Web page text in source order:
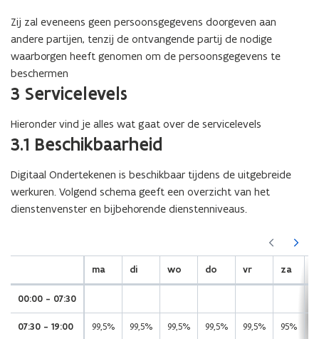
a
l
p
l
i
a
t
Zij zal eveneens geen persoonsgegevens doorgeven aan
andere partijen, tenzij de ontvangende partij de nodige
waarborgen heeft genomen om de persoonsgegevens te
beschermen
3 Servicelevels
Hieronder vind je alles wat gaat over de servicelevels
3.1 Beschikbaarheid
Digitaal Ondertekenen is beschikbaar tijdens de uitgebreide
werkuren. Volgend schema geeft een overzicht van het
dienstenvenster en bijbehorende dienstenniveaus.
ma di wo do vr za
00:00 - 07:30
07:30 - 19:00 99,5% 99,5% 99,5% 99,5% 99,5% 95%